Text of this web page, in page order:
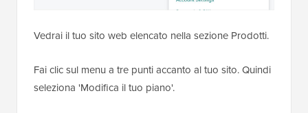
Vedrai il tuo sito web elencato nella sezione Prodotti.
Fai clic sul menu a tre punti accanto al tuo sito. Quindi
seleziona 'Modifica il tuo piano'.